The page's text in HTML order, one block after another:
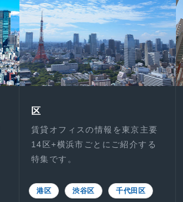
区
賃貸オフィスの情報を東京主要
14区+横浜市ごとにご紹介する
特集です。
港区 渋谷区 千代田区